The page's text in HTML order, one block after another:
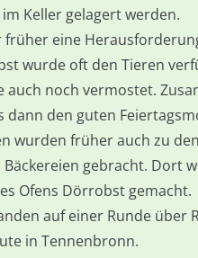
Keller gelagert werden.
eine
wurde oft den Tieren
auch noch vermostet.
dann den guten
wurden früher auch zu den
Bäckereien gebracht. Dort
Ofens Dörrobst gemacht.
auf einer Runde über
in Tennenbronn.